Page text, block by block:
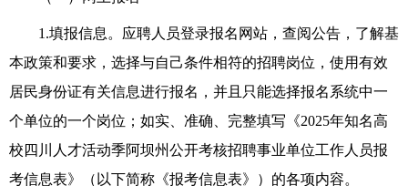
1.填报信息。 应聘人员登录报名网站，查阅公告，了解基
本政策和要求，选择与自己条件相符的招聘岗位，使用有效
居民身份证有关信息进行报名，并且 只能选择报名系统中一
个单位的一个岗位 ； 如实、准确、完整填写《2025年知名高
校四川人才活动季阿坝州公开考核招聘事业单位工作人员报
考信息表》（以下简称《报考信息表》）的各项内容。